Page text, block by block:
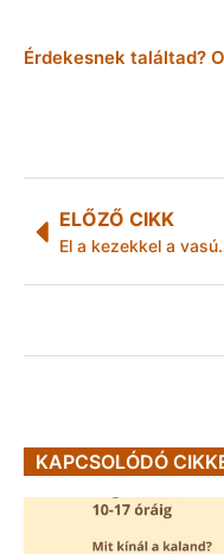
Érdekesnek találtad?
ELŐZŐ CIKK
El a
KAPCSOLÓDÓ